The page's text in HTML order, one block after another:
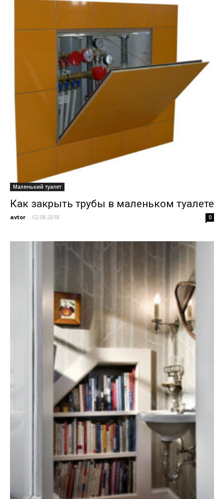
Маленький туалет
Как закрыть трубы в маленьком туалете
avtor - 02.08.2018 0